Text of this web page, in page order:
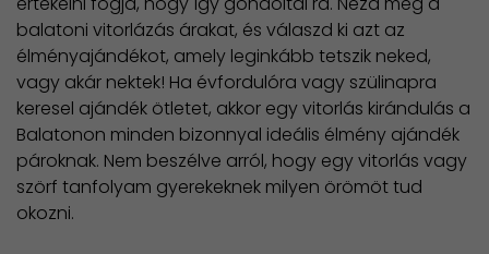
balatoni vitorlázás árakat, és válaszd ki azt az
élményajándékot, amely leginkább tetszik neked,
vagy akár nektek! Ha évfordulóra vagy szülinapra
keresel ajándék ötletet, akkor egy vitorlás kirándulás a
Balatonon minden bizonnyal ideális élmény ajándék
pároknak. Nem beszélve arról, hogy egy vitorlás vagy
szörf tanfolyam gyerekeknek milyen örömöt tud
okozni.